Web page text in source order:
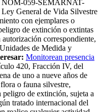
NOM-059-SEMARNAT-
General de Vida Silvestre
con ejemplares o
de extinción o extintas
correspondiente,
de Medida y
Monitorean presencia
420, Fracción IV, del
de uno a nueve años de
o fauna silvestre,
peligro de extinción, sujeta a
tratado internacional del